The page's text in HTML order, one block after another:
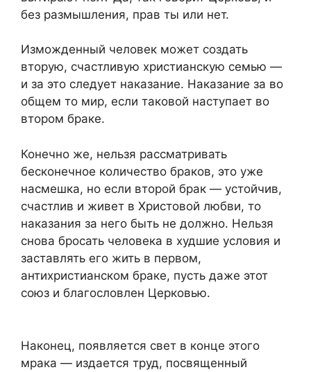
без размышления, прав ты или нет.
Изможденный человек может создать
вторую, счастливую христианскую семью —
и за это следует наказание. Наказание за во
общем то мир, если таковой наступает во
втором браке.
Конечно же, нельзя рассматривать
бесконечное количество браков, это уже
насмешка, но если второй брак — устойчив,
счастлив и живет в Христовой любви, то
наказания за него быть не должно. Нельзя
снова бросать человека в худшие условия и
заставлять его жить в первом,
антихристианском браке, пусть даже этот
союз и благословлен Церковью.
Наконец, появляется свет в конце этого
мрака — издается труд, посвященный